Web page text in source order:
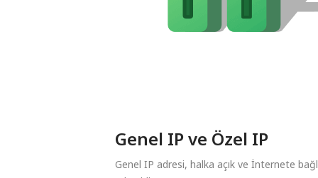
Genel IP ve Özel IP
Genel IP adresi, halka açık ve İnternete